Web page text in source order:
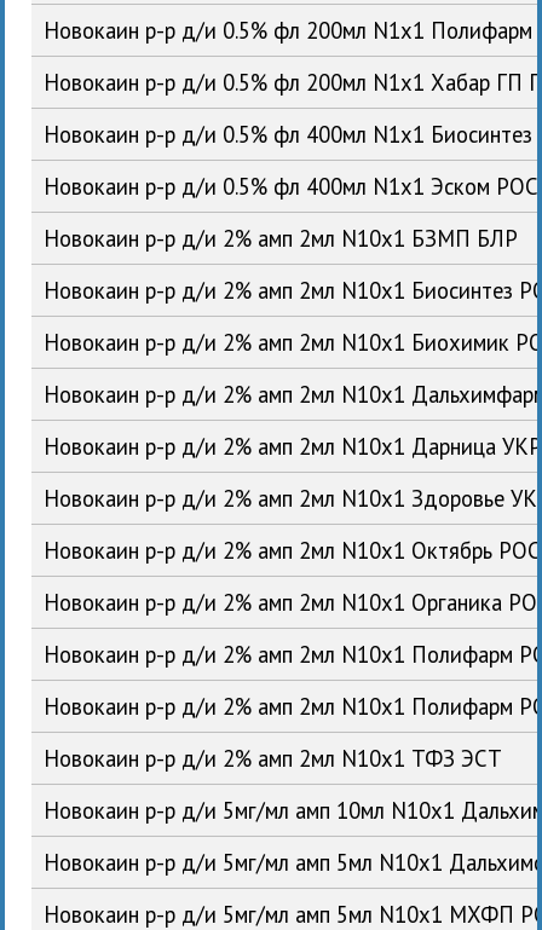
Новокаин р-р д/и 0.5% фл 200мл N1x1
Новокаин р-р д/и 0.5% фл 200мл N1x1 Хабар ГП
Новокаин р-р д/и 0.5% фл 400мл N1x1
Новокаин р-р д/и 0.5% фл 400мл N1x1 Эском РОС
Новокаин р-р д/и 2% амп 2мл N10x1 БЗМП БЛР
Новокаин р-р д/и 2% амп 2мл N10x1 Биосинтез
Новокаин р-р д/и 2% амп 2мл N10x1 Биохимик
Новокаин р-р д/и 2% амп 2мл N10x1
Новокаин р-р д/и 2% амп 2мл N10x1 Дарница УКР
Новокаин р-р д/и 2% амп 2мл N10x1 Здоровье
Новокаин р-р д/и 2% амп 2мл N10x1 Октябрь РОС
Новокаин р-р д/и 2% амп 2мл N10x1 Органика
Новокаин р-р д/и 2% амп 2мл N10x1 Полифарм
Новокаин р-р д/и 2% амп 2мл N10x1 Полифарм
Новокаин р-р д/и 2% амп 2мл N10x1 ТФЗ ЭСТ
Новокаин р-р д/и 5мг/мл амп 10мл N10x1
Новокаин р-р д/и 5мг/мл амп 5мл N10x1
Новокаин р-р д/и 5мг/мл амп 5мл N10x1 МХФП